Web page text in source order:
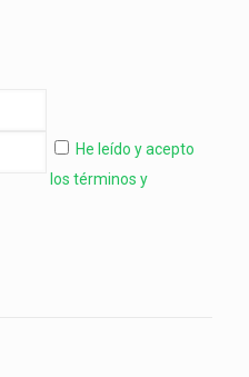
He leído y acepto
los términos y